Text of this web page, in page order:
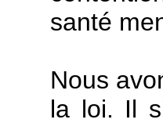
santé
Nous
la loi. Il